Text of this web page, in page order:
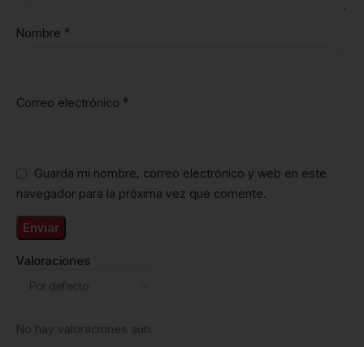
Valoraciones
No hay valoraciones aún.
Nombre *
Correo electrónico *
Guarda mi nombre, correo electrónico y web en este
navegador para la próxima vez que comente.